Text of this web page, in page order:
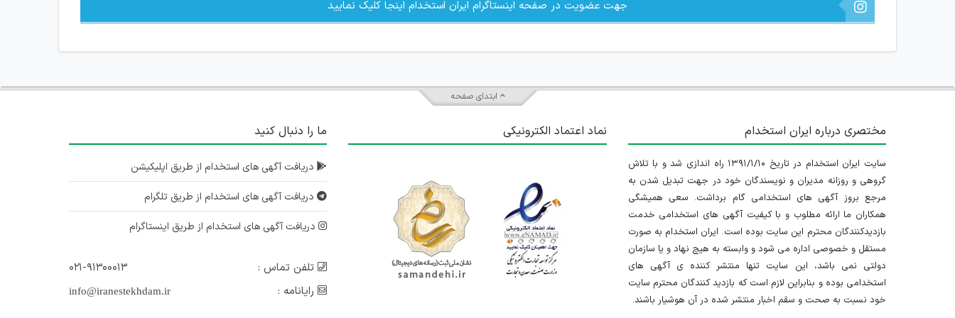
جهت عضویت در صفحه اینستاگرام ایران استخدام اینجا کلیک نمایید
ابتدای صفحه
مختصری درباره ایران استخدام
سایت ایران استخدام در تاریخ ۱۳۹۱/۱/۱۰ راه اندازی شد و با تلاش
گروهی و روزانه مدیران و نویسندگان خود در جهت تبدیل شدن به
مرجع بروز آگهی های استخدامی گام برداشت. سعی همیشگی
همکاران ما ارائه مطلوب و با کیفیت آگهی های استخدامی خدمت
بازدیدکنندگان محترم این سایت بوده است. ایران استخدام به صورت
مستقل و خصوصی اداره می شود و وابسته به هیچ نهاد و یا سازمان
دولتی نمی باشد، این سایت تنها منتشر کننده ی آگهی های
استخدامی بوده و بنابراین لازم است که بازدید کنندگان محترم سایت
خود نسبت به صحت و سقم اخبار منتشر شده در آن هوشیار باشند.
نماد اعتماد الکترونیکی ما را دنبال کنید
دریافت آگهی های استخدام از طریق اپلیکیشن
دریافت آگهی های استخدام از طریق تلگرام
دریافت آگهی های استخدام از طریق اینستاگرام
تلفن تماس :
۰۲۱-۹۱۳۰۰۰۱۳
رایانامه :
info@iranestekhdam.ir